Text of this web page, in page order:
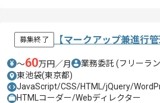
募集終了 【マークアップ兼進行
〜60万円／月 業務委託 (フリーラ
東池袋(東京都)
JavaScript/CSS/HTML/jQuery/
HTMLコーダー/Webディレクター